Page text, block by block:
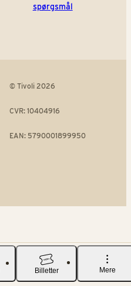
Billetter Mere
spørgsmål
© Tivoli 2026
CVR: 10404916
EAN: 5790001899950